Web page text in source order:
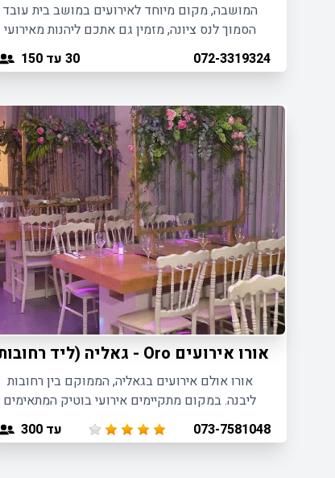
המושבה, מקום מיוחד לאירועים במושב בית עובד
הסמוך לנס ציונה, מזמין גם אתכם ליהנות מאירועי
בוטיק מפנקים באווירה פסטורלית ואינטימית.
072-3319324
30 עד 150
אורו אירועים Oro - גאליה (ליד רחובות)
אורו אולם אירועים בגאליה, הממוקם בין רחובות
ליבנה. במקום מתקיימים אירועי בוטיק המתאימים
לחתונות קטנות, בר בת מצווה, בריתות ואירועי חברות.
073-7581048 עד 300